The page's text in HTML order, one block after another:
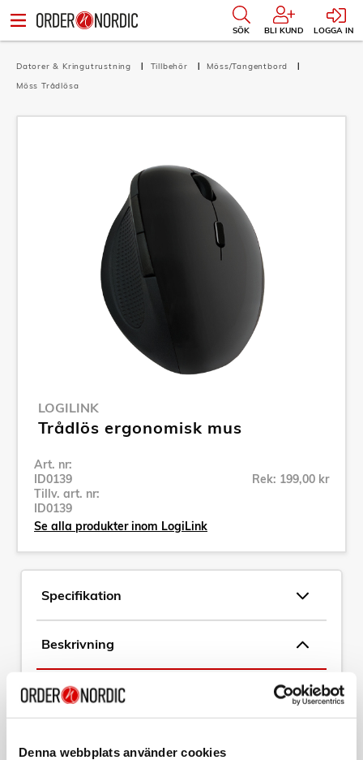
Denna webbplats använder cookies
SÖK BLI KUND LOGGA IN
Datorer & Kringutrustning Tillbehör
Möss/Tangentbord
Möss Trådlösa
LOGILINK
Trådlös ergonomisk mus
Art. nr:
ID0139
Tillv. art. nr:
ID0139
Rek: 199,00 kr
Se alla produkter inom LogiLink
Specifikation
Beskrivning
Art. nr:ID0139
Tillv. art. nr:ID0139
EAN-kod:
För hel kartong beställ: